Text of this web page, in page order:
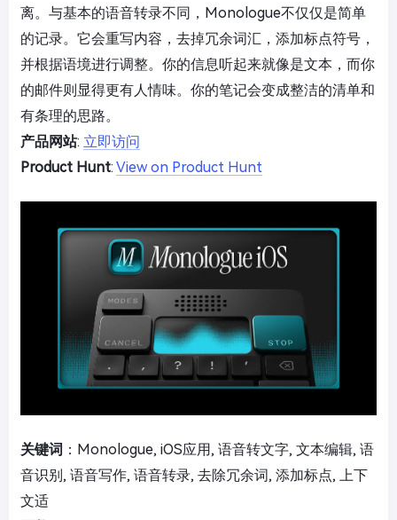
离。与基本的语音转录不同，Monologue不仅仅是简单
的记录。它会重写内容，去掉冗余词汇，添加标点符号，
并根据语境进行调整。你的信息听起来就像是文本，而你
的邮件则显得更有人情味。你的笔记会变成整洁的清单和
有条理的思路。
产品网站: 立即访问
Product Hunt: View on Product Hunt
关键词 ：Monologue, iOS应用, 语音转文字, 文本编辑, 语
音识别, 语音写作, 语音转录, 去除冗余词, 添加标点, 上下
文适